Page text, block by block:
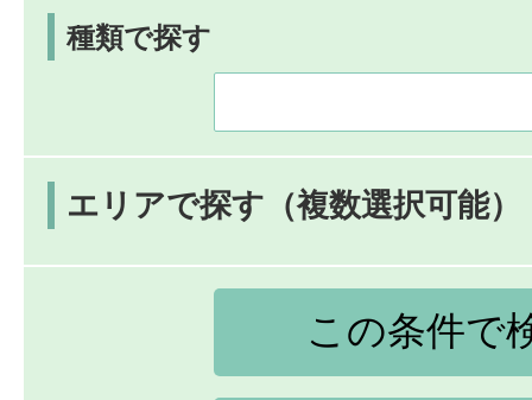
種類で探す
エリアで探す（複数選択可能）